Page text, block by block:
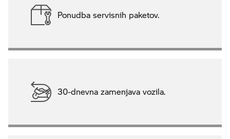
Ponudba servisnih paketov.
30-dnevna zamenjava vozila.